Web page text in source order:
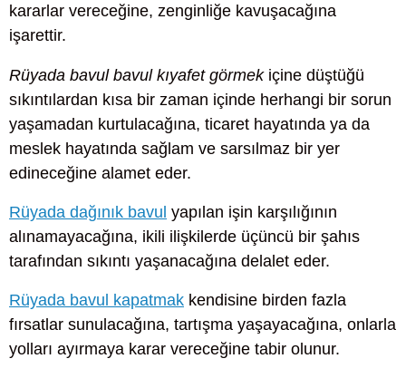
kararlar vereceğine, zenginliğe kavuşacağına
işarettir.
Rüyada bavul bavul kıyafet görmekiçine düştüğü
sıkıntılardan kısa bir zaman içinde herhangi bir sorun
yaşamadan kurtulacağına, ticaret hayatında ya da
meslek hayatında sağlam ve sarsılmaz bir yer
edineceğine alamet eder.
Rüyada dağınık bavul yapılan işin karşılığının
alınamayacağına, ikili ilişkilerde üçüncü bir şahıs
tarafından sıkıntı yaşanacağına delalet eder.
Rüyada bavul kapatmak kendisine birden fazla
fırsatlar sunulacağına, tartışma yaşayacağına, onlarla
yolları ayırmaya karar vereceğine tabir olunur.